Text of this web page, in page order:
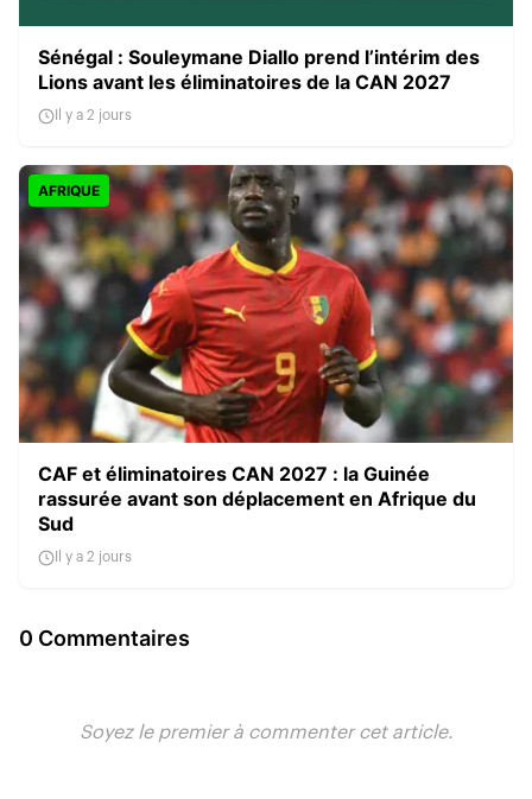
Sénégal : Souleymane Diallo prend l’intérim des
Lions avant les éliminatoires de la CAN 2027
Il y a 2 jours
AFRIQUE
CAF et éliminatoires CAN 2027 : la Guinée
rassurée avant son déplacement en Afrique du
Sud
Il y a 2 jours
0 Commentaires
Soyez le premier à commenter cet article.